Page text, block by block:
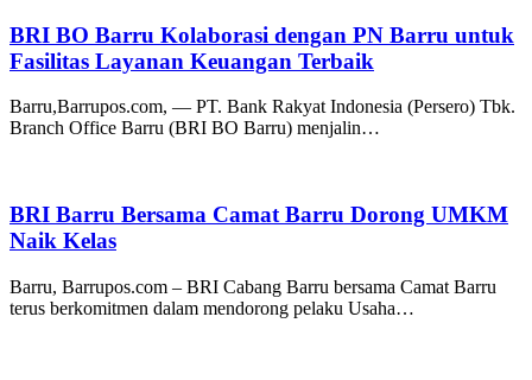
BRI BO Barru Kolaborasi dengan PN Barru untuk
Fasilitas Layanan Keuangan Terbaik
Barru,Barrupos.com, — PT. Bank Rakyat Indonesia (Persero) Tbk.
Branch Office Barru (BRI BO Barru) menjalin…
BRI Barru Bersama Camat Barru Dorong UMKM
Naik Kelas
Barru, Barrupos.com – BRI Cabang Barru bersama Camat Barru
terus berkomitmen dalam mendorong pelaku Usaha…